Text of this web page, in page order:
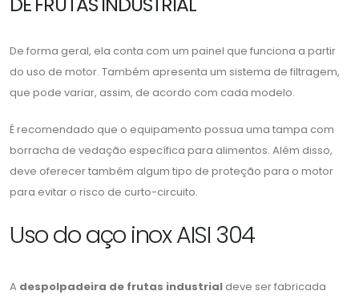
De forma geral, ela conta com um painel que funciona a partir
do uso de motor. Também apresenta um sistema de filtragem,
que pode variar, assim, de acordo com cada modelo.
É recomendado que o equipamento possua uma tampa com
borracha de vedação específica para alimentos. Além disso,
deve oferecer também algum tipo de proteção para o motor
para evitar o risco de curto-circuito.
Uso do aço inox AISI 304
A despolpadeira de frutas industrial deve ser fabricada